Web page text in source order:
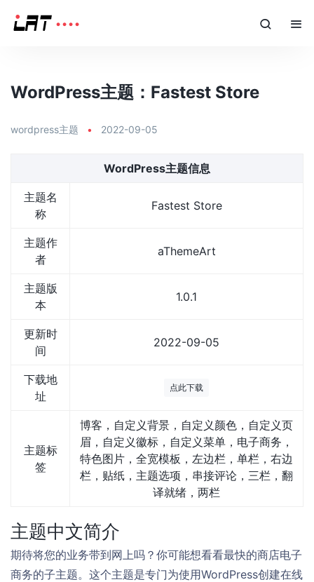
WordPress主题：Fastest Store
wordpress主题 • 2022-09-05
WordPress主题信息
主题名
称
Fastest Store
主题作
者
aThemeArt
主题版
本
1.0.1
更新时
间
2022-09-05
下载地
址
点此下载
主题标
签
博客，自定义背景，自定义颜色，自定义页
眉，自定义徽标，自定义菜单，电子商务，
特色图片，全宽模板，左边栏，单栏，右边
栏，贴纸，主题选项，串接评论，三栏，翻
译就绪，两栏
主题中文简介
期待将您的业务带到网上吗？你可能想看看最快的商店电子
商务的子主题。这个主题是专门为使用WordPress创建在线